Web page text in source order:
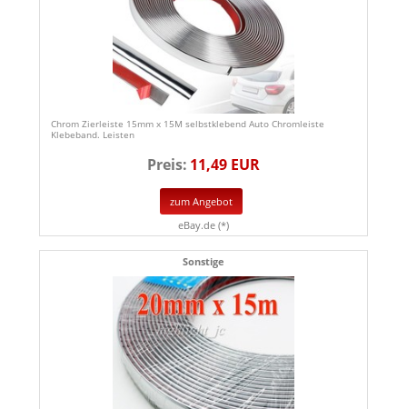
Chrom Zierleiste 15mm x 15M selbstklebend Auto Chromleiste
Klebeband. Leisten
Preis: 11,49 EUR
zum Angebot
eBay.de (*)
Sonstige